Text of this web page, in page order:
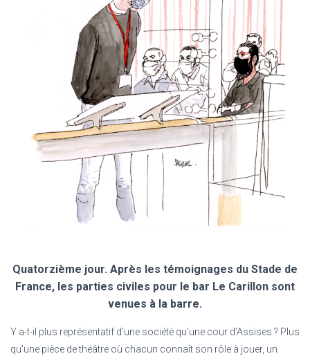
Quatorzième jour. Après les témoignages du Stade de
France, les parties civiles pour le bar Le Carillon sont
venues à la barre.
Y a-t-il plus représentatif d’une société qu’une cour d’Assises ? Plus
qu’une pièce de théâtre où chacun connaît son rôle à jouer, un